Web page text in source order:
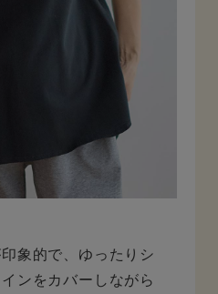
象的で、ゆったりシ
ンをカバーしながら